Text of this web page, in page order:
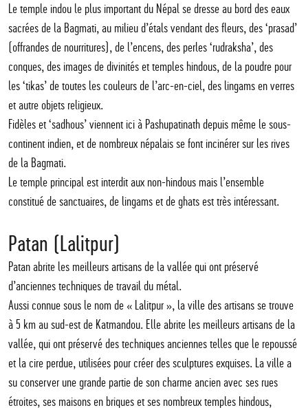
Le temple indou le plus important du Népal se dresse au bord des eaux
sacrées de la Bagmati, au milieu d’étals vendant des fleurs, des ‘prasad’
(offrandes de nourritures), de l’encens, des perles ‘rudraksha’, des
conques, des images de divinités et temples hindous, de la poudre pour
les ‘tikas’ de toutes les couleurs de l’arc-en-ciel, des lingams en verres
et autre objets religieux.
Fidèles et ‘sadhous’ viennent ici à Pashupatinath depuis même le sous-
continent indien, et de nombreux népalais se font incinérer sur les rives
de la Bagmati.
Le temple principal est interdit aux non-hindous mais l’ensemble
constitué de sanctuaires, de lingams et de ghats est très intéressant.
Patan (Lalitpur)
Patan abrite les meilleurs artisans de la vallée qui ont préservé
d’anciennes techniques de travail du métal.
Aussi connue sous le nom de « Lalitpur », la ville des artisans se trouve
à 5 km au sud-est de Katmandou. Elle abrite les meilleurs artisans de la
vallée, qui ont préservé des techniques anciennes telles que le repoussé
et la cire perdue, utilisées pour créer des sculptures exquises. La ville a
su conserver une grande partie de son charme ancien avec ses rues
étroites, ses maisons en briques et ses nombreux temples hindous,